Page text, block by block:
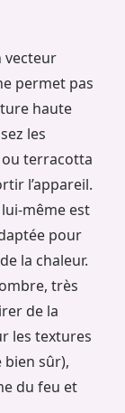
vecteur
permet pas
haute
les
terracotta
l’appareil.
même est
pour
la chaleur.
très
de la
les textures
sûr),
du feu et